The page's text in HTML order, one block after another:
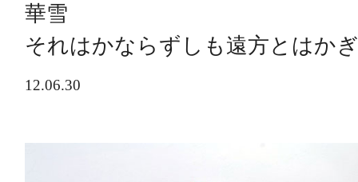
華雪
それはかならずしも遠方とはか
12.06.30